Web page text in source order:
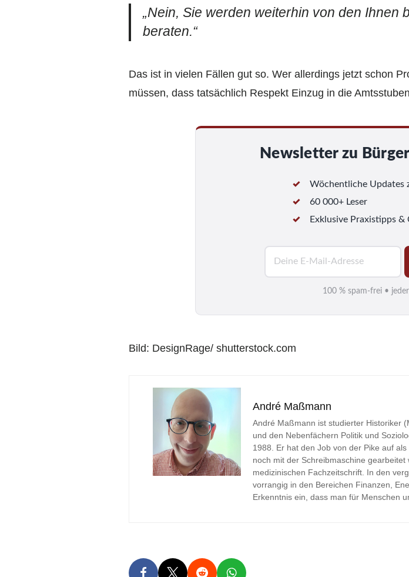
„Nein, Sie werden weiterhin von den Ihnen
beraten.“
Das ist in vielen Fällen gut so. Wer allerdings jetzt schon
müssen, dass tatsächlich Respekt Einzug in die
Newsletter zu
Wöchentliche Updates
60 000+ Leser
Exklusive Praxistipps &
i
*
100 % spam-frei •
Bild: DesignRage/ shutterstock.com
André Maßmann
André Maßmann ist studierter Historiker
und den Nebenfächern Politik und
1988. Er hat den Job von der Pike auf
noch mit der Schreibmaschine
medizinischen Fachzeitschrift. In den
vorrangig in den Bereichen Finanzen,
Erkenntnis ein, dass man für Menschen